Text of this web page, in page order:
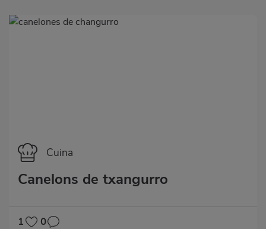
Categoría
Cuina
Canelons de txangurro
1 0